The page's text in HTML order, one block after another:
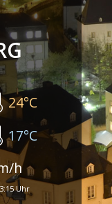
24°C
17°C
h
Uhr